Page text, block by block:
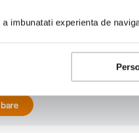
imbunatati experienta de Scrie